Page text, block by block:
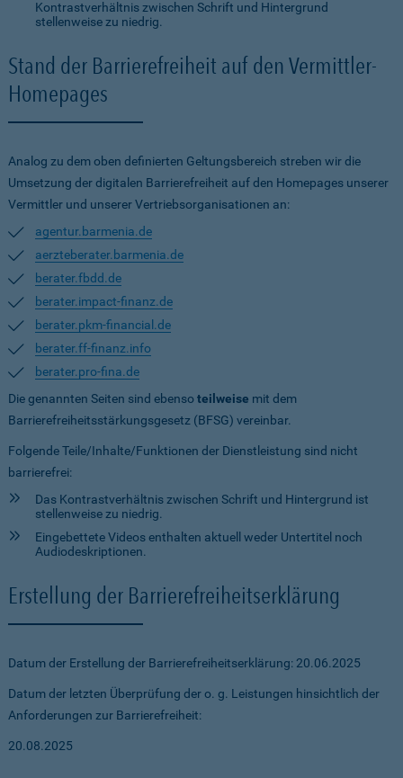
Kontrastverhältnis zwischen Schrift und Hintergrund
stellenweise zu niedrig.
Stand der Barrierefreiheit auf den Vermittler-
Homepages
Analog zu dem oben definierten Geltungsbereich streben wir die
Umsetzung der digitalen Barrierefreiheit auf den Homepages unserer
Vermittler und unserer Vertriebsorganisationen an:
agentur.barmenia.de
aerzteberater.barmenia.de
berater.fbdd.de
berater.impact-finanz.de
berater.pkm-financial.de
berater.ff-finanz.info
berater.pro-fina.de
Die genannten Seiten sind ebensoteilweise mit dem
Barrierefreiheitsstärkungsgesetz (BFSG) vereinbar.
Folgende Teile/Inhalte/Funktionen der Dienstleistung sind nicht
barrierefrei:
Das Kontrastverhältnis zwischen Schrift und Hintergrund ist
stellenweise zu niedrig.
Eingebettete Videos enthalten aktuell weder Untertitel noch
Audiodeskriptionen.
Erstellung der Barrierefreiheitserklärung
Datum der Erstellung der Barrierefreiheitserklärung: 20.06.2025
Datum der letzten Überprüfung der o. g. Leistungen hinsichtlich der
Anforderungen zur Barrierefreiheit:
20.08.2025